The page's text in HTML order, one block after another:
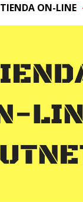
TIENDA ON-LINE